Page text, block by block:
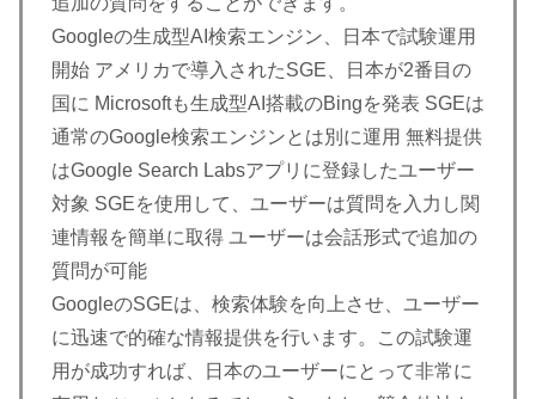
Googleの生成型AI検索エンジン、日本で試験運用
開始 アメリカで導入されたSGE、日本が2番目の
国に Microsoftも生成型AI搭載のBingを発表 SGEは
通常のGoogle検索エンジンとは別に運用 無料提供
はGoogle Search Labsアプリに登録したユーザー
対象 SGEを使用して、ユーザーは質問を入力し関
連情報を簡単に取得 ユーザーは会話形式で追加の
質問が可能
GoogleのSGEは、検索体験を向上させ、ユーザー
に迅速で的確な情報提供を行います。この試験運
用が成功すれば、日本のユーザーにとって非常に